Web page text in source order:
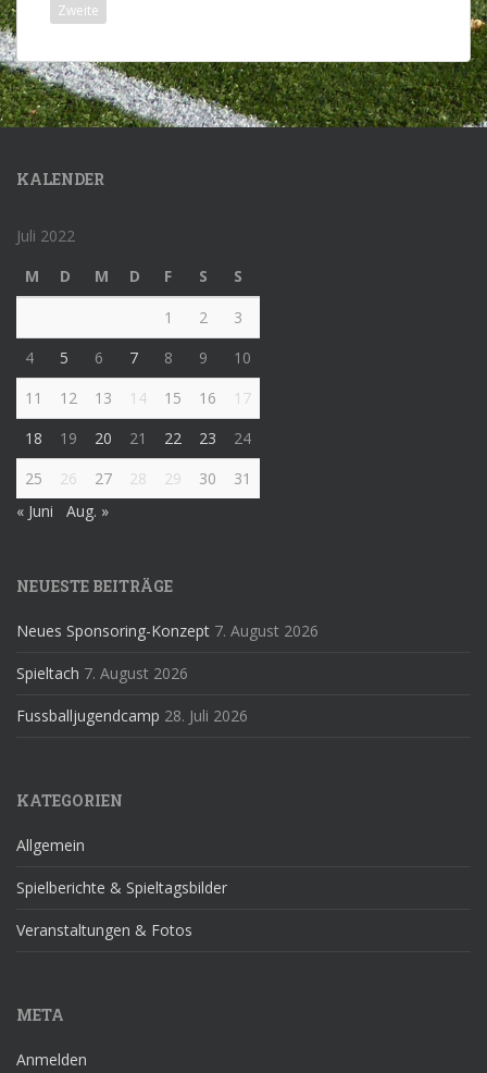
Zweite
KALENDER
Juli 2022
M
D M D F S
S
1
2
3
4
5 6 7 8 9
10
11
12 13 14 15 16
17
18
19 20 21 22 23
24
25
26 27 28 29 30
31
« Juni
Aug. »
NEUESTE BEITRÄGE
Neues Sponsoring-Konzept 7. August 2026
Spieltach 7. August 2026
Fussballjugendcamp 28. Juli 2026
KATEGORIEN
Allgemein
Spielberichte & Spieltagsbilder
Veranstaltungen & Fotos
META
Anmelden